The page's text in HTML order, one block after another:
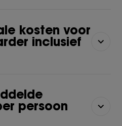
kosten voor
inclusief
persoon